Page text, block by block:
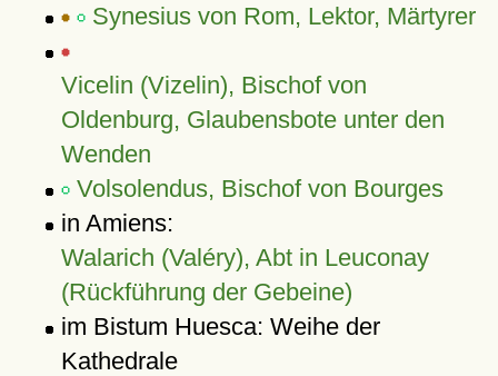
Synesius von Rom, Lektor, Märtyrer
Vicelin (Vizelin), Bischof von
Oldenburg, Glaubensbote unter den
Wenden
Volsolendus, Bischof von Bourges
in Amiens:
Walarich (Valéry), Abt in Leuconay
(Rückführung der Gebeine)
im Bistum Huesca: Weihe der
Kathedrale